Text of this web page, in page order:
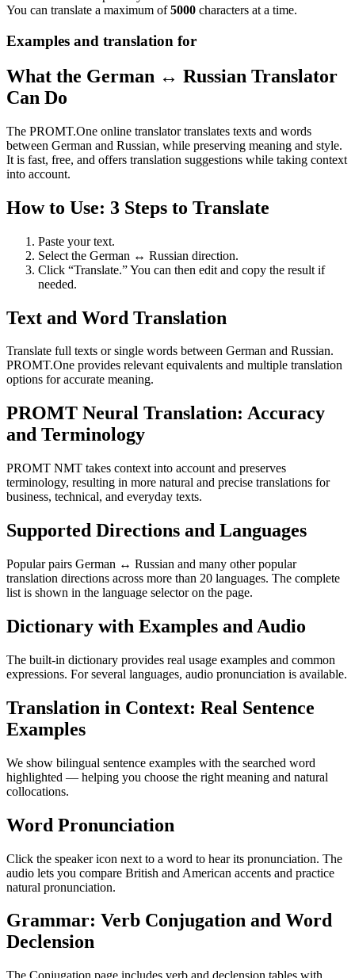
You can translate a maximum of5000 characters at a time.
Examples and translation for
What the German ↔ Russian Translator
Can Do
The PROMT.One online translator translates texts and words
between German and Russian, while preserving meaning and style.
It is fast, free, and offers translation suggestions while taking context
into account.
How to Use: 3 Steps to Translate
Paste your text.
Select the German ↔ Russian direction.
Click “Translate.” You can then edit and copy the result if
needed.
Text and Word Translation
Translate full texts or single words between German and Russian.
PROMT.One provides relevant equivalents and multiple translation
options for accurate meaning.
PROMT Neural Translation: Accuracy
and Terminology
PROMT NMT takes context into account and preserves
terminology, resulting in more natural and precise translations for
business, technical, and everyday texts.
Supported Directions and Languages
Popular pairs German ↔ Russian and many other popular
translation directions across more than 20 languages. The complete
list is shown in the language selector on the page.
Dictionary with Examples and Audio
The built-in dictionary provides real usage examples and common
expressions. For several languages, audio pronunciation is available.
Translation in Context: Real Sentence
Examples
We show bilingual sentence examples with the searched word
highlighted — helping you choose the right meaning and natural
collocations.
Word Pronunciation
Click the speaker icon next to a word to hear its pronunciation. The
audio lets you compare British and American accents and practice
natural pronunciation.
Grammar: Verb Conjugation and Word
Declension